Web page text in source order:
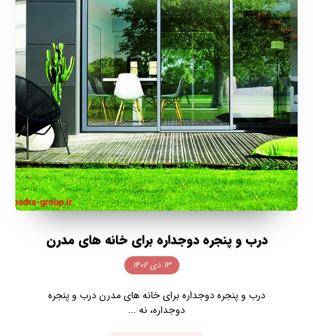
درب و پنجره دوجداره برای خانه های مدرن
۱۳ دی ۱۴۰۲
درب و پنجره دوجداره برای خانه های مدرن درب و پنجره
دوجداره، نه ...